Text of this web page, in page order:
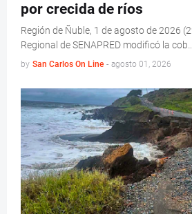
por crecida de ríos
Región de Ñuble, 1 de agosto de 2026
Regional de SENAPRED modificó la cob…
by San Carlos On Line - agosto 01, 2026